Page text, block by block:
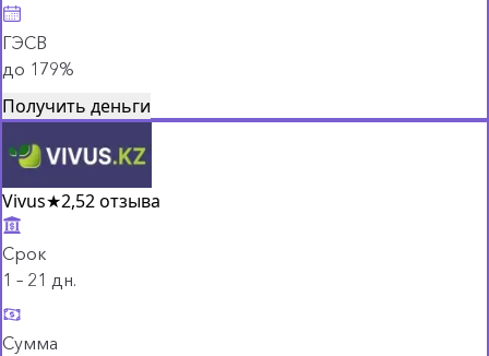
ГЭСВ
до 179%
Получить деньги
Vivus★2,52 отзыва
Срок
1 – 21 дн.
Сумма